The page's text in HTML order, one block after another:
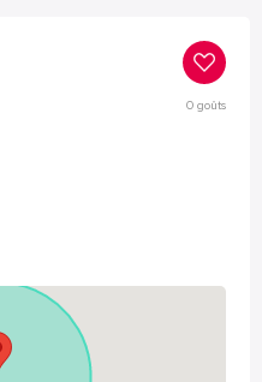
0goûts